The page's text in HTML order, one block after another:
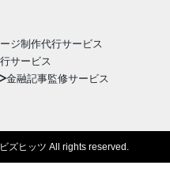
ジ制作代行サービス
サービス
金融記事監修サービス
ズヒッツ All rights reserved.